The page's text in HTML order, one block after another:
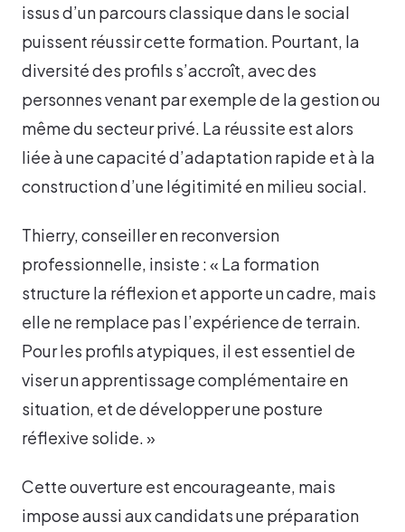
issus d’un parcours classique dans le social
puissent réussir cette formation. Pourtant, la
diversité des profils s’accroît, avec des
personnes venant par exemple de la gestion ou
même du secteur privé. La réussite est alors
liée à une capacité d’adaptation rapide et à la
construction d’une légitimité en milieu social.
Thierry, conseiller en reconversion
professionnelle, insiste : « La formation
structure la réflexion et apporte un cadre, mais
elle ne remplace pas l’expérience de terrain.
Pour les profils atypiques, il est essentiel de
viser un apprentissage complémentaire en
situation, et de développer une posture
réflexive solide. »
Cette ouverture est encourageante, mais
impose aussi aux candidats une préparation